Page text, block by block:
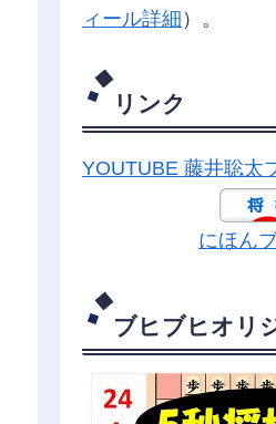
ィール詳細 ）。
リンク
YOUTUBE 藤井聡太
にほん
ブヒブヒオリ